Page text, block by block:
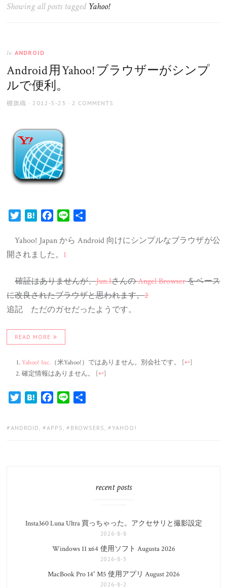
Showing all posts tagged Yahoo!
In ANDROID
Android 用 Yahoo! ブラウザーがシンプ
ルで便利。
AUTHOR
棚旗織
POSTED
2012-5-23 2 COMMENTS
TwitterHatenaFacebook
Line
Yahoo! Japan から Android 向けにシンプルなブラウザが公
開されました。 1
確証はありませんが、Jun.IさんのAngel Browserをベース
に改良されたブラウザと思われます。2
追記 ただのガセだったようです。
READ MORE
Yahoo! Inc. （米Yahoo!）ではありません。別会社です。 [↩]
確定情報はありません。
[↩]
TwitterHatenaFacebook
Line
TAGS:
ANDROID , APPS , BROWSERS , YAHOO!
recent posts
Insta360 Luna Ultra 買っちゃった。アクセサリと撮影設定
2026-8-8
Windows 11 x64 使用ソフト Augusta 2026
2026-8-3
MacBook Pro 14″ M5 使用アプリ August 2026
2026-8-2